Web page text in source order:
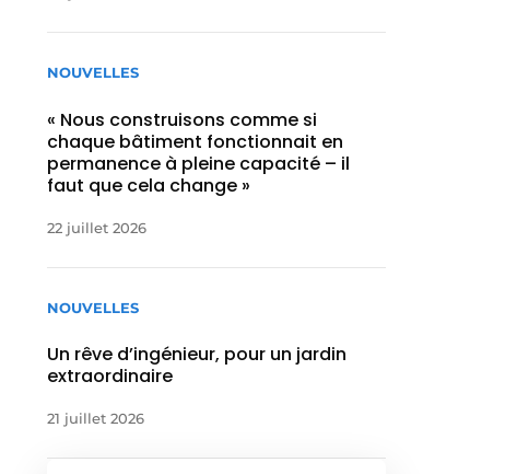
NOUVELLES
« Nous construisons comme si
chaque bâtiment fonctionnait en
permanence à pleine capacité – il
faut que cela change »
22 juillet 2026
NOUVELLES
Un rêve d’ingénieur, pour un jardin
extraordinaire
21 juillet 2026